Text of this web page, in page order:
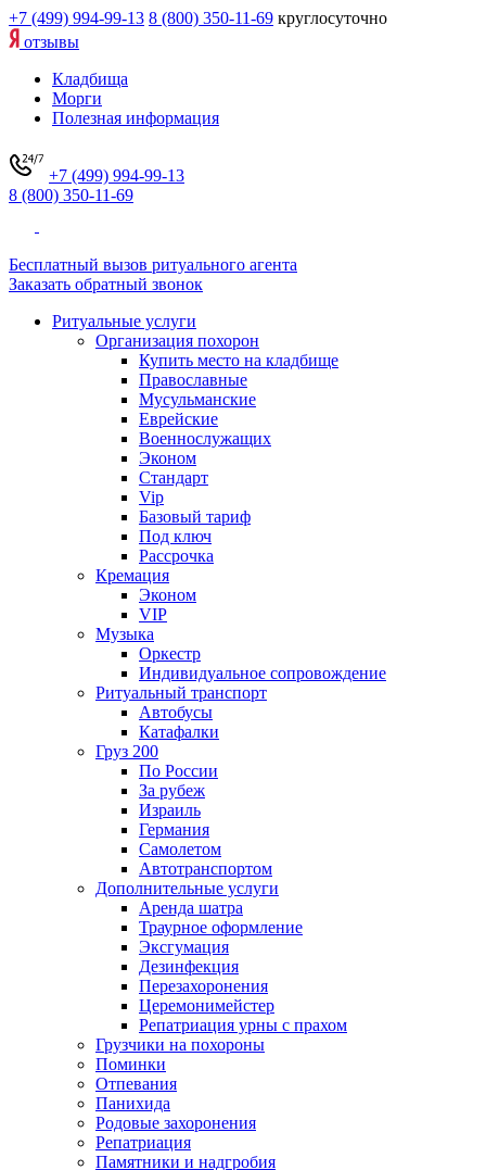
+7 (499) 994-99-13 8 (800) 350-11-69 круглосуточно
отзывы
Кладбища
Морги
Полезная информация
+7 (499) 994-99-13
8 (800) 350-11-69
Бесплатный вызов ритуального агента
Заказать обратный звонок
Ритуальные услуги
Организация похорон
Купить место на кладбище
Православные
Мусульманские
Еврейские
Военнослужащих
Эконом
Стандарт
Vip
Базовый тариф
Под ключ
Рассрочка
Кремация
Эконом
VIP
Музыка
Оркестр
Индивидуальное сопровождение
Ритуальный транспорт
Автобусы
Катафалки
Груз 200
По России
За рубеж
Израиль
Германия
Самолетом
Автотранспортом
Дополнительные услуги
Аренда шатра
Траурное оформление
Эксгумация
Дезинфекция
Перезахоронения
Церемонимейстер
Репатриация урны с прахом
Грузчики на похороны
Поминки
Отпевания
Панихида
Родовые захоронения
Репатриация
Памятники и надгробия